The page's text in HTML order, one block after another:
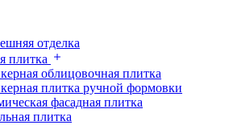
отделка
плитка
облицовочная плитка
плитка ручной формовки
фасадная плитка
плитка